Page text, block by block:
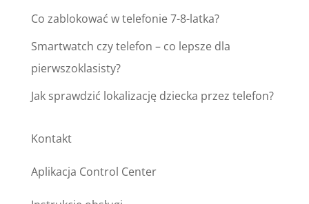
Co zablokować w telefonie 7-8-latka?
Smartwatch czy telefon – co lepsze dla
pierwszoklasisty?
Jak sprawdzić lokalizację dziecka przez telefon?
Kontakt
Aplikacja Control Center